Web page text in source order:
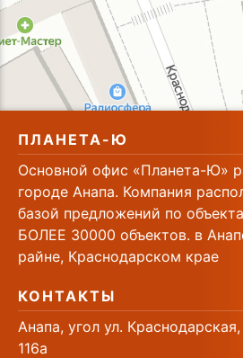
ПЛАНЕТА-Ю
Основной офис «Планета-Ю»
городе Анапа. Компания
базой предложений по
БОЛЕЕ 30000 объектов. в
райне, Краснодарском крае
КОНТАКТЫ
Анапа, угол ул.
116а